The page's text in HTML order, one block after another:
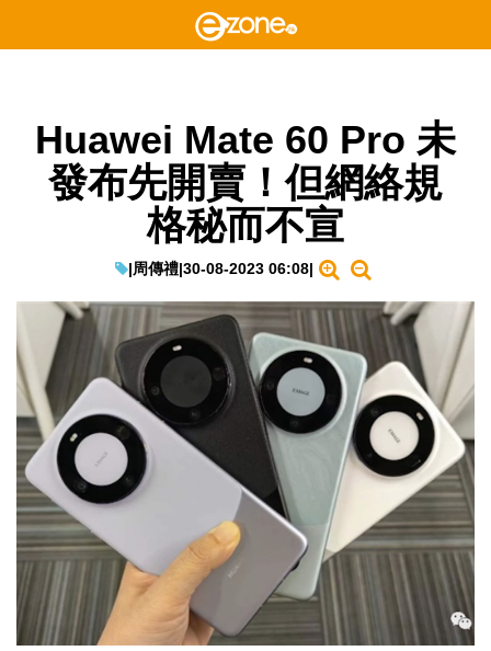
Huawei Mate 60 Pro 未
發布先開賣！但網絡規
格秘而不宣
|周傳禮|30-08-2023 06:08|